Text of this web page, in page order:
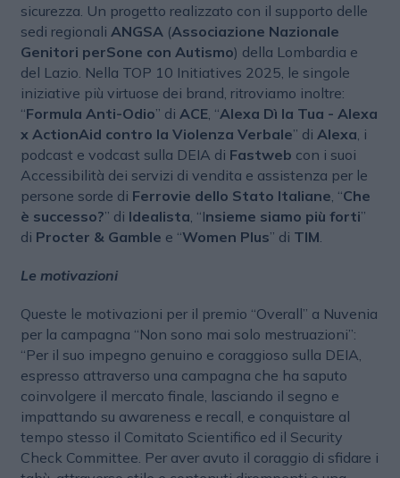
sicurezza. Un progetto realizzato con il supporto delle
sedi regionali ANGSA (Associazione Nazionale
Genitori perSone con Autismo) della Lombardia e
del Lazio. Nella TOP 10 Initiatives 2025, le singole
iniziative più virtuose dei brand, ritroviamo inoltre:
“Formula Anti-Odio” di ACE, “Alexa Dì la Tua - Alexa
x ActionAid contro la Violenza Verbale” di Alexa , i
podcast e vodcast sulla DEIA di Fastweb con i suoi
Accessibilità dei servizi di vendita e assistenza per le
persone sorde di Ferrovie dello Stato Italiane , “Che
è successo?” di Idealista , “Insieme siamo più forti”
di Procter & Gamble e “Women Plus” di TIM
Le motivazioni
Queste le motivazioni per il premio “Overall” a Nuvenia
per la campagna “Non sono mai solo mestruazioni”:
“Per il suo impegno genuino e coraggioso sulla DEIA,
espresso attraverso una campagna che ha saputo
coinvolgere il mercato finale, lasciando il segno e
impattando su awareness e recall, e conquistare al
tempo stesso il Comitato Scientifico ed il Security
Check Committee. Per aver avuto il coraggio di sfidare i